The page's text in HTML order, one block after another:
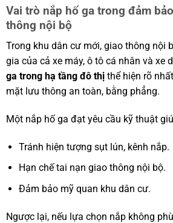
Vai trò nắp hố ga trong đảm
thông nội bộ
Trong khu dân cư mới, giao thông nội
gia của cả xe máy, ô tô cá nhân và xe
ga trong hạ tầng đô thịthể hiện rõ
mặt lưu thông an toàn, bằng phẳng.
Một nắp hố ga đạt yêu cầu kỹ thuật
Tránh hiện tượng sụt lún, kênh nắp.
Hạn chế tai nạn giao thông nội bộ.
Đảm bảo mỹ quan khu dân cư.
Ngược lại, nếu lựa chọn nắp không